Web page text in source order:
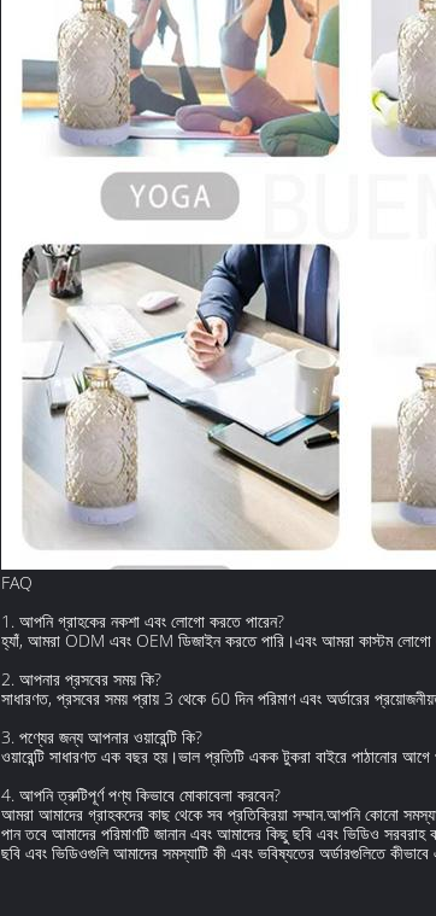
FAQ
1. আপনি গ্রাহকের নকশা এবং লোগো করতে পারেন?
হ্যাঁ, আমরা ODM এবং OEM ডিজাইন করতে পারি।এবং আমরা কাস্টম লোগো
2. আপনার প্রসবের সময় কি?
সাধারণত, প্রসবের সময় প্রায় 3 থেকে 60 দিন পরিমাণ এবং অর্ডারের
3. পণ্যের জন্য আপনার ওয়ারেন্টি কি?
ওয়ারেন্টি সাধারণত এক বছর হয়।ভাল প্রতিটি একক টুকরা বাইরে পাঠানোর আগে
4. আপনি ত্রুটিপূর্ণ পণ্য কিভাবে মোকাবেলা করবেন?
আমরা আমাদের গ্রাহকদের কাছ থেকে সব প্রতিক্রিয়া সম্মান.আপনি কোনো
পান তবে আমাদের পরিমাণটি জানান এবং আমাদের কিছু ছবি এবং ভিডিও
ছবি এবং ভিডিওগুলি আমাদের সমস্যাটি কী এবং ভবিষ্যতের অর্ডারগুলিতে